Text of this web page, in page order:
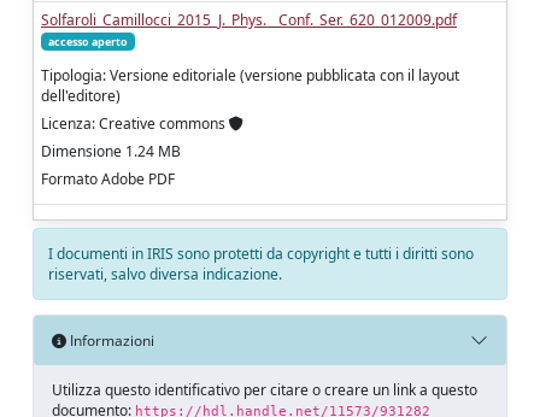
Solfaroli_Camillocci_2015_J._Phys.__Conf._Ser._620_012009.pdf
accesso aperto
Tipologia: Versione editoriale (versione pubblicata con il layout
dell'editore)
Licenza: Creative commons
Dimensione 1.24 MB
Formato Adobe PDF
I documenti in IRIS sono protetti da copyright e tutti i diritti sono
riservati, salvo diversa indicazione.
Informazioni
Utilizza questo identificativo per citare o creare un link a questo
documento: https://hdl.handle.net/11573/931282